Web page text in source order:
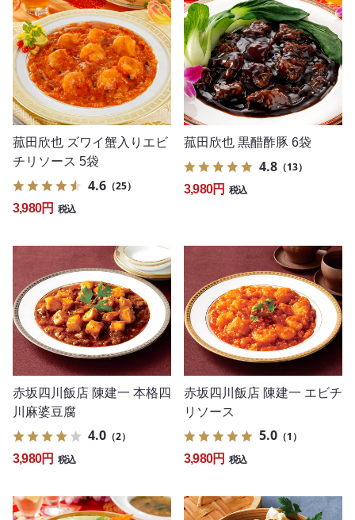
菰田欣也 ズワイ蟹入りエビ
チリソース 5袋
4.6 （25）
3,980円 税込
菰田欣也 黒醋酢豚 6袋
4.8 （13）
3,980円 税込
赤坂四川飯店 陳建一 本格四
川麻婆豆腐
4.0 （2）
3,980円 税込
赤坂四川飯店 陳建一 エビチ
リソース
5.0 （1）
3,980円 税込